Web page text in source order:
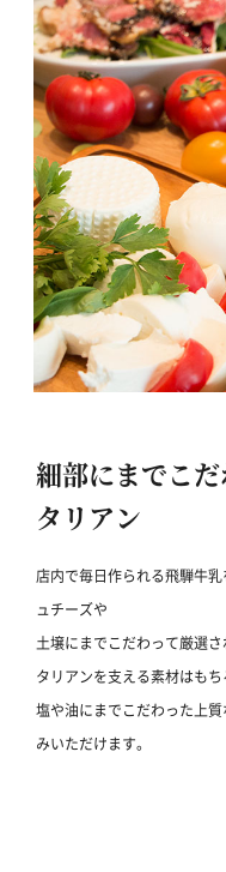
ニュース&トピックス
FAQ
よくあるご質問
細部にまでこ
タリアン
店内で毎日作られる飛騨牛
ュチーズや
土壌にまでこだわって厳選
タリアンを支える素材はもち
塩や油にまでこだわった上
みいただけます。